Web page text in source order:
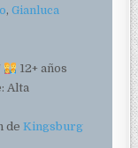
, Gianluca
12+ años
Alta
de Kingsburg